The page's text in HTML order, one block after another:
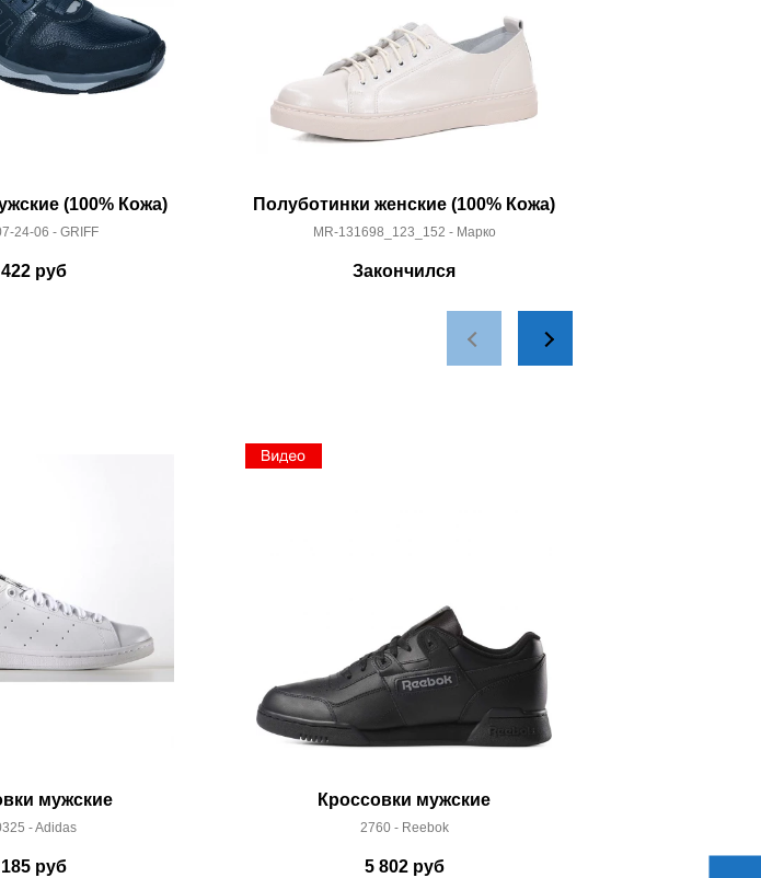
(100% Кожа)
24-06 - GRIFF
руб
Полуботинки женские (100% Кожа)
MR-131698_123_152 - Марко
Закончился
мужские
- Adidas
руб
Кроссовки мужские
2760 - Reebok
5 802руб